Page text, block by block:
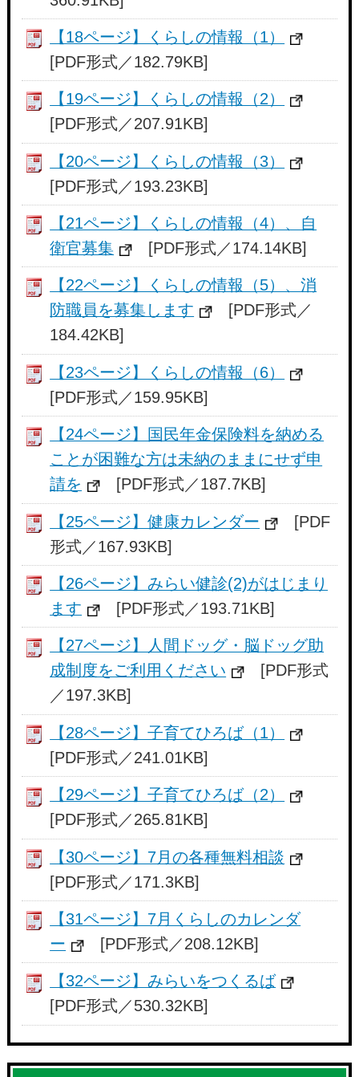
【18ページ】くらしの情報（1）
[PDF形式／182.79KB]
【19ページ】くらしの情報（2）
[PDF形式／207.91KB]
【20ページ】くらしの情報（3）
[PDF形式／193.23KB]
【21ページ】くらしの情報（4）、自
衛官募集
[PDF形式／174.14KB]
【22ページ】くらしの情報（5）、消
防職員を募集します
[PDF形式／
184.42KB]
【23ページ】くらしの情報（6）
[PDF形式／159.95KB]
【24ページ】国民年金保険料を納める
ことが困難な方は未納のままにせず申
請を
[PDF形式／187.7KB]
【25ページ】健康カレンダー
[PDF
形式／167.93KB]
【26ページ】みらい健診(2)がはじまり
ます
[PDF形式／193.71KB]
【27ページ】人間ドッグ・脳ドッグ助
成制度をご利用ください
[PDF形式
／197.3KB]
【28ページ】子育てひろば（1）
[PDF形式／241.01KB]
【29ページ】子育てひろば（2）
[PDF形式／265.81KB]
【30ページ】7月の各種無料相談
[PDF形式／171.3KB]
【31ページ】7月くらしのカレンダ
ー
[PDF形式／208.12KB]
【32ページ】みらいをつくるば
[PDF形式／530.32KB]